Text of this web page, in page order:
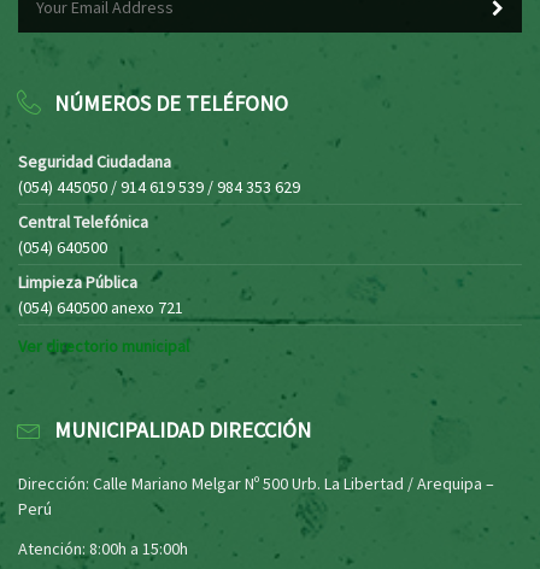
NÚMEROS DE TELÉFONO
Seguridad Ciudadana
(054) 445050 / 914 619 539 / 984 353 629
Central Telefónica
(054) 640500
Limpieza Pública
(054) 640500 anexo 721
Ver directorio municipal
MUNICIPALIDAD DIRECCIÓN
Dirección: Calle Mariano Melgar Nº 500 Urb. La Libertad / Arequipa –
Perú
Atención: 8:00h a 15:00h